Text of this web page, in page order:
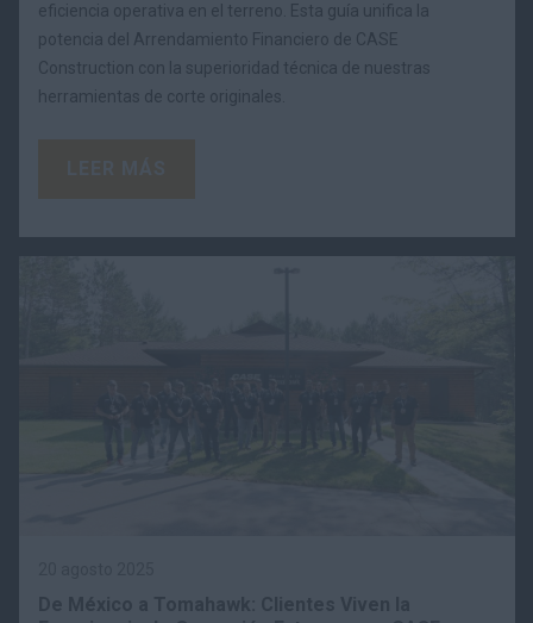
eficiencia operativa en el terreno. Esta guía unifica la
potencia del Arrendamiento Financiero de CASE
Construction con la superioridad técnica de nuestras
herramientas de corte originales.